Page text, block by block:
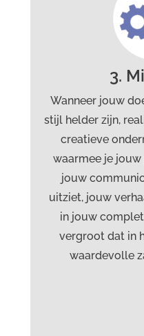
3.
Wanneer jouw
stijl helder zijn,
creatieve
waarmee je
jouw
uitziet, jouw
in jouw
vergroot dat in
waardevolle
Sigrid
social
Frans
filmer,
Chris
tekstschrijver,
en